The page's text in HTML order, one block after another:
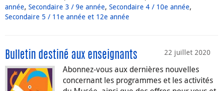
année, Secondaire 3 / 9e année, Secondaire 4 / 10e année,
Secondaire 5 / 11e année et 12e année
22 juillet 2020
Bulletin destiné aux enseignants
Abonnez-vous aux dernières nouvelles
concernant les programmes et les activités